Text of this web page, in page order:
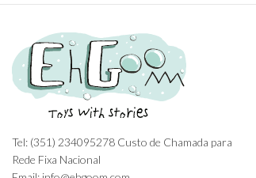
Tel: (351) 234095278 Custo de Chamada para
Rede Fixa Nacional